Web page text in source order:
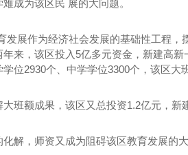
成为该区民 展的大问题。
发展作为经济社会发展的基础性工程
来，该区投入5亿多元资金，新建高
位2930个、中学学位3300个，该区大
班额成果，该区又总投资1.2亿元，新
解，师资又成为阻碍该区教育发展的大